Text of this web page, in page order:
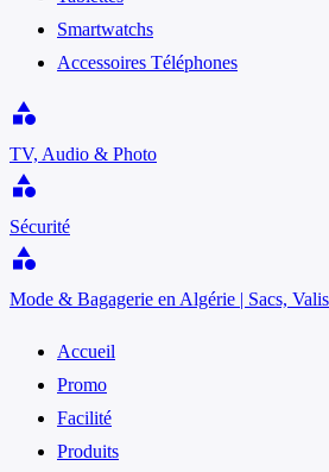
Smartwatchs
Accessoires Téléphones
category
TV, Audio & Photo
category
Sécurité
category
Mode & Bagagerie en Algérie | Sacs,
Accueil
Promo
Facilité
Produits